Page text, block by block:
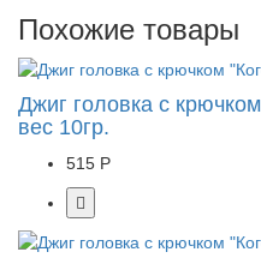
Похожие товары
Джиг головка с
вес 10гр.
515 Р